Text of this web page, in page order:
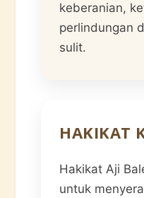
keberanian,
perlindungan
sulit.
HAKIKAT
Hakikat Aji
untuk